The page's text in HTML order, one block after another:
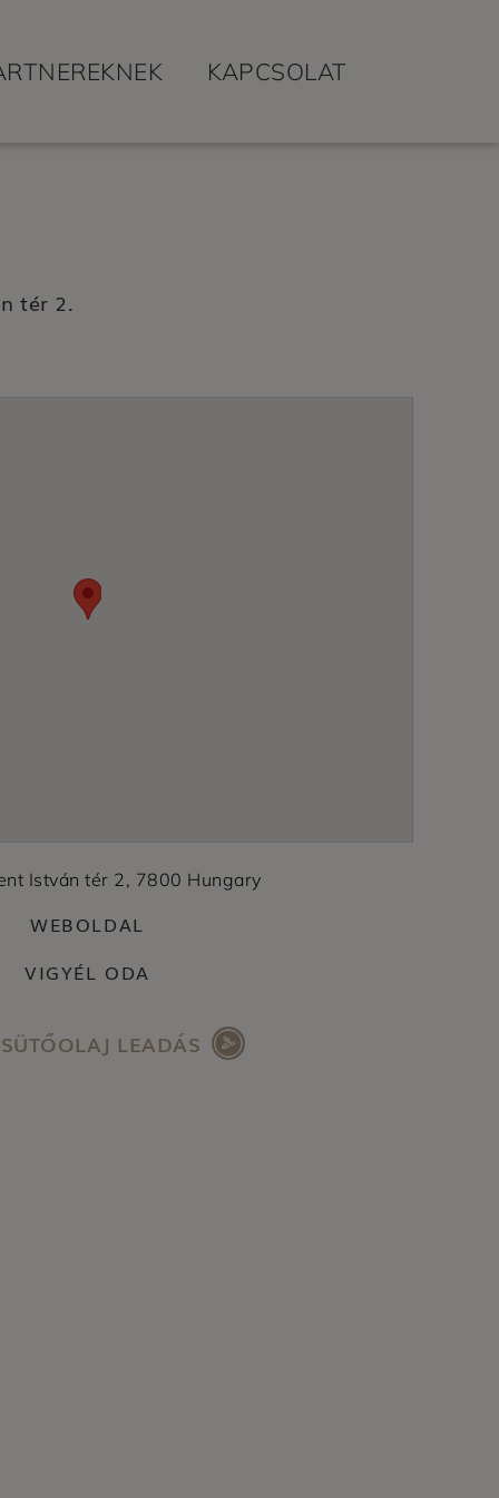
KAPCSOLAT
tér 2.
István tér 2, 7800 Hungary
WEBOLDAL
VIGYÉL ODA
SÜTŐOLAJ LEADÁS